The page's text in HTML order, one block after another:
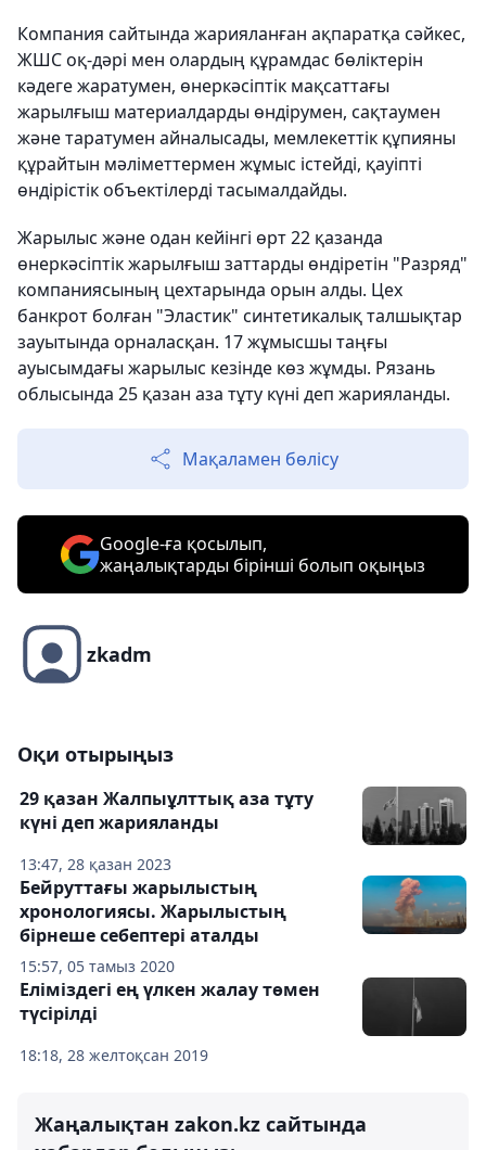
Компания сайтында жарияланған ақпаратқа сәйкес,
ЖШС оқ-дәрі мен олардың құрамдас бөліктерін
кәдеге жаратумен, өнеркәсіптік мақсаттағы
жарылғыш материалдарды өндірумен, сақтаумен
және таратумен айналысады, мемлекеттік құпияны
құрайтын мәліметтермен жұмыс істейді, қауіпті
өндірістік объектілерді тасымалдайды.
Жарылыс және одан кейінгі өрт 22 қазанда
өнеркәсіптік жарылғыш заттарды өндіретін "Разряд"
компаниясының цехтарында орын алды. Цех
банкрот болған "Эластик" синтетикалық талшықтар
зауытында орналасқан. 17 жұмысшы таңғы
ауысымдағы жарылыс кезінде көз жұмды. Рязань
облысында 25 қазан аза тұту күні деп жарияланды.
Мақаламен бөлісу
Google-ға қосылып,
жаңалықтарды бірінші болып оқыңыз
zkadm
Оқи отырыңыз
13:47, 28 қазан 2023
29 қазан Жалпыұлттық аза тұту
күні деп жарияланды
15:57, 05 тамыз 2020
Бейруттағы жарылыстың
хронологиясы. Жарылыстың
бірнеше себептері аталды
18:18, 28 желтоқсан 2019
Еліміздегі ең үлкен жалау төмен
түсірілді
Жаңалықтан zakon.kz сайтында